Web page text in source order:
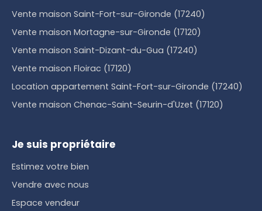
Vente maison Saint-Fort-sur-Gironde (17240)
Vente maison Mortagne-sur-Gironde (17120)
Vente maison Saint-Dizant-du-Gua (17240)
Vente maison Floirac (17120)
Location appartement Saint-Fort-sur-Gironde (17240)
Vente maison Chenac-Saint-Seurin-d'Uzet (17120)
Je suis propriétaire
Estimez votre bien
Vendre avec nous
Espace vendeur